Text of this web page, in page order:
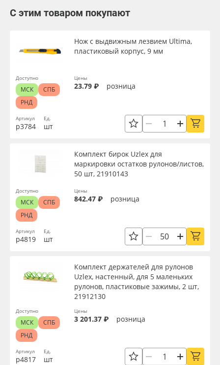
С этим товаром покупают
Артикул
р3784
Нож с выдвижным лезвием Ultima,
пластиковый корпус, 9 мм
Ед.
шт
Цены
23.79 ₽ розница
Доступно
МСК
СПБ
РНД
Артикул
р4819
Комплект бирок Uzlex для
маркировки остатков рулонов/листов,
50 шт, 21910143
Ед.
шт
Цены
842.47 ₽ розница
Доступно
МСК
СПБ
РНД
Артикул
р4817
Комплект держателей для рулонов
Uzlex, настенный, для 5 маленьких
рулонов, пластиковые зажимы, 2 шт,
21912130
Ед.
шт
Цены
3 201.37 ₽ розница
Доступно
МСК
СПБ
РНД